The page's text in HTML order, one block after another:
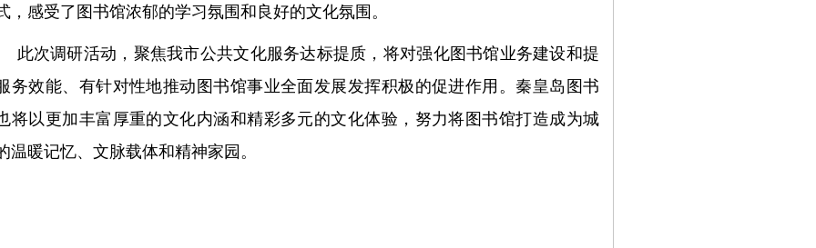
，感受了图书馆浓郁的学习氛围和良好的文化氛围。
此次调研活动，聚焦我市公共文化服务达标提质，将对强化图书馆业务建设和提
务效能、有针对性地推动图书馆事业全面发展发挥积极的促进作用。秦皇岛图书
将以更加丰富厚重的文化内涵和精彩多元的文化体验，努力将图书馆打造成为城
温暖记忆、文脉载体和精神家园。